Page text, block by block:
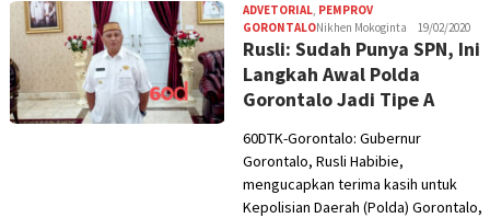
ADVETORIAL, PEMPROV
GORONTALONikhen Mokoginta 19/02/2020
Rusli: Sudah Punya SPN, Ini
Langkah Awal Polda
Gorontalo Jadi Tipe A
60DTK-Gorontalo: Gubernur
Gorontalo, Rusli Habibie,
mengucapkan terima kasih untuk
Kepolisian Daerah (Polda) Gorontalo,